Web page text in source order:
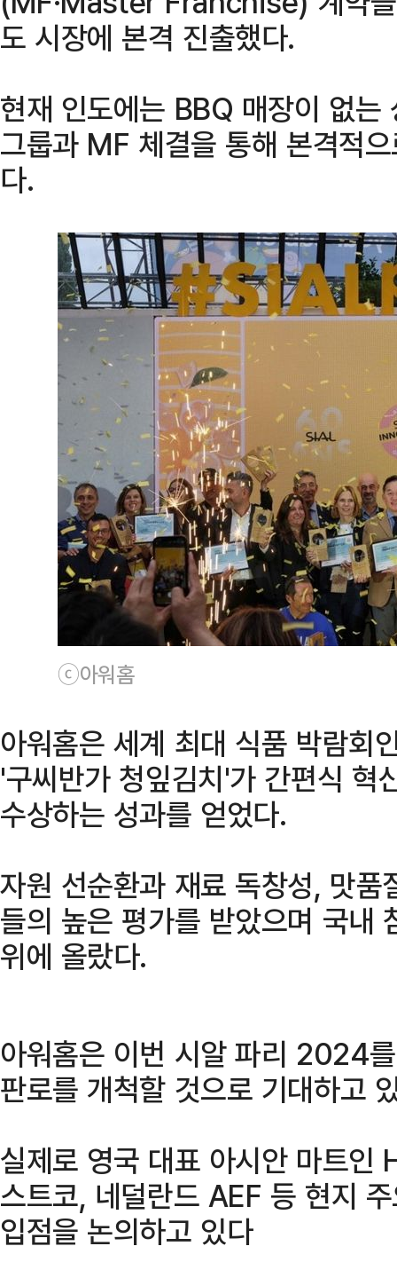
도 시장에 본격 진출했다.
현재 인도에는 BBQ 매장이 없는
그룹과 MF 체결을 통해 본격적
다.
ⓒ아워홈
아워홈은 세계 최대 식품 박람회
'구씨반가 청잎김치'가 간편식 혁
수상하는 성과를 얻었다.
자원 선순환과 재료 독창성, 맛
들의 높은 평가를 받았으며 국내
위에 올랐다.
아워홈은 이번 시알 파리 2024
판로를 개척할 것으로 기대하고
실제로 영국 대표 아시안 마트
스트코, 네덜란드 AEF 등 현지
입점을 논의하고 있다